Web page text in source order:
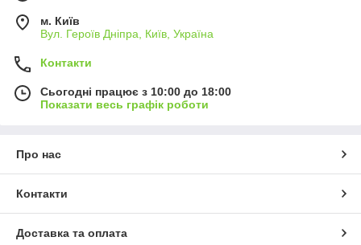
м. Київ
Вул. Героїв Дніпра, Київ, Україна
Контакти
Сьогодні працює з 10:00 до 18:00
Показати весь графік роботи
Про нас
Контакти
Доставка та оплата